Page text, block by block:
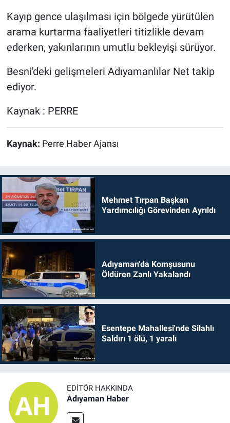
Kayıp gence ulaşılması için bölgede yürütülen
arama kurtarma faaliyetleri titizlikle devam
ederken, yakınlarının umutlu bekleyişi sürüyor.
Besni'deki gelişmeleri Adıyamanlılar Net takip
ediyor.
Kaynak : PERRE
Kaynak: Perre Haber Ajansı
Mehmet Tırpan Başkan
Yardımcılığı Görevinden Ayrıldı
Adıyaman'da Komşusunu
Öldüren Zanlı Yakalandı
Esentepe Mahallesi'nde Silahlı
Saldırı 1 ölü, 1 yaralı
EDITÖR HAKKINDA
Adıyaman Haber